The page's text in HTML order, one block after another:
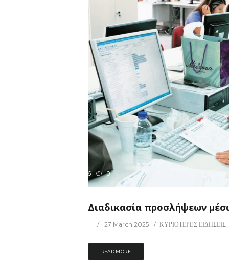
116 0
Διαδικασία προσλήψεων
27 March 2025 ΚΥΡΙΟΤΕΡΕΣ ΕΙΔΗΣΕΙΣ
READ MORE